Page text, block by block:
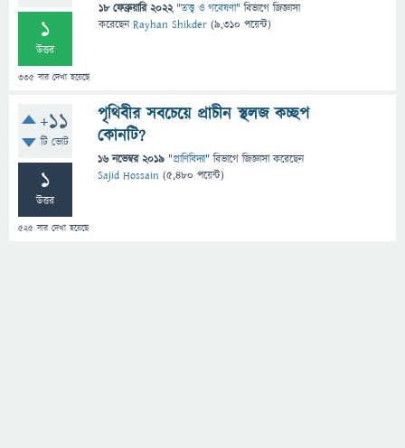
1
উত্তর
335 বার দেখা হয়েছে
18 ফেব্রুয়ারি 2022 "তত্ত্ব ও গবেষণা" বিভাগে জিজ্ঞাসা
করেছেনRayhan Shikder (9,310 পয়েন্ট)
+11
টি ভোট
1
উত্তর
525 বার দেখা হয়েছে
পৃথিবীর সবচেয়ে প্রাচীন স্থলজ কচ্ছপ
কোনটি?
16 নভেম্বর 2019 "প্রাণিবিদ্যা" বিভাগে জিজ্ঞাসাকরেছেন
Sajid Hossain (5,480 পয়েন্ট)